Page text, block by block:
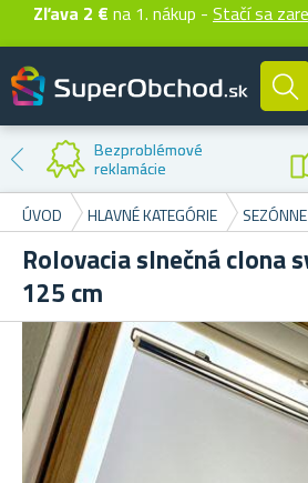
Zľava 2 € na 1. nákup - Stačí sa
Bezproblémové
reklamácie
ÚVOD
HLAVNÉ KATEGÓRIE
Rolovacia slnečná clona
125 cm